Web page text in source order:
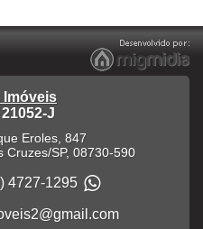
Imóveis
J
Eroles, 847
Cruzes/SP, 08730-590
4727-1295